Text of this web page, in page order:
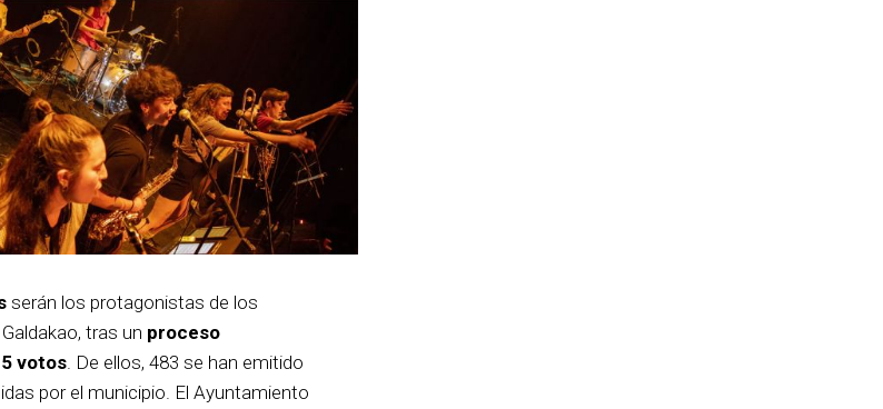
serán los protagonistas de los
tras un proceso
votos . De ellos, 483 se han emitido
por el municipio. El Ayuntamiento